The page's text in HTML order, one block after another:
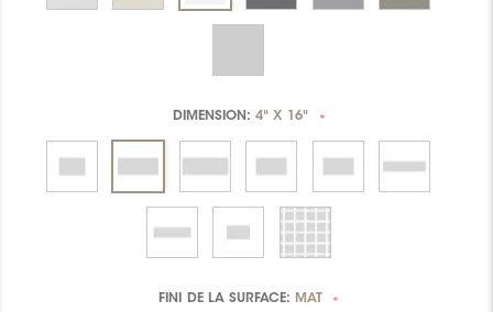
DIMENSION: 4" X 16" *
FINI DE LA SURFACE: MAT *